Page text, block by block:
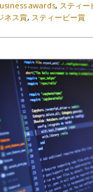
awards, スティー
ネス賞, スティービー賞